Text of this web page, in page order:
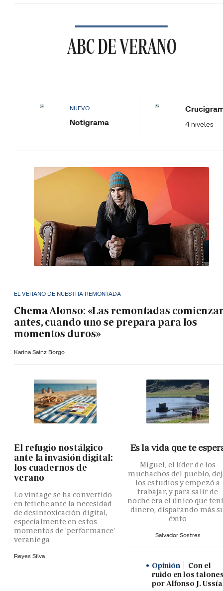
ABC DE VERANO
NUEVO
Notigrama 4 niveles
EL VERANO DE NUESTRA REMONTADA
Chema Alonso: «Las remontadas
antes, cuando uno se prepara para los
momentos duros»
Karina Sainz Borgo
El refugio nostálgico
ante la invasión digital:
los cuadernos de
verano
Lo vintage se ha convertido
en fetiche ante la necesidad
de desintoxicación digital,
especialmente en estos
momentos de 'performance'
veraniega
Reyes Silva
Es la vida que te
Miguel, el líder de los
muchachos del pueblo,
los estudios y empezó a
trabajar, y para salir de
noche era el único que
dinero, disparando más
éxito
Salvador Sostres
Opinión
Con el
ruido en los
por Alfonso J. Ussía